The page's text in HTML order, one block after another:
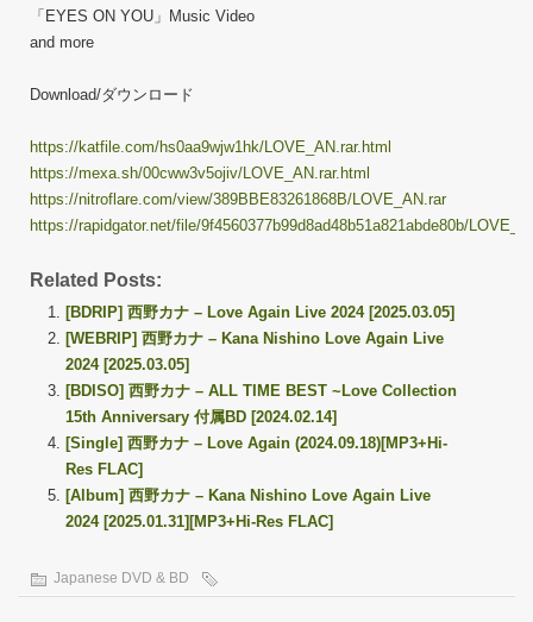
「EYES ON YOU」Music Video
and more
Download/ダウンロード
https://katfile.com/hs0aa9wjw1hk/LOVE_AN.rar.html
https://mexa.sh/00cww3v5ojiv/LOVE_AN.rar.html
https://nitroflare.com/view/389BBE83261868B/LOVE_AN.rar
https://rapidgator.net/file/9f4560377b99d8ad48b51a821abde80b/
Related Posts:
[BDRIP] 西野カナ – Love Again Live 2024 [2025.03.05]
[WEBRIP] 西野カナ – Kana Nishino Love Again Live
2024 [2025.03.05]
[BDISO] 西野カナ – ALL TIME BEST ~Love Collection
15th Anniversary 付属BD [2024.02.14]
[Single] 西野カナ – Love Again (2024.09.18)[MP3+Hi-
Res FLAC]
[Album] 西野カナ – Kana Nishino Love Again Live
2024 [2025.01.31][MP3+Hi-Res FLAC]
Japanese DVD & BD